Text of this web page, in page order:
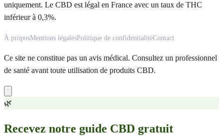
uniquement. Le CBD est légal en France avec un taux de THC
inférieur à 0,3%.
À proposMentions légalesPolitique de confidentialitéContact
Ce site ne constitue pas un avis médical. Consultez un professionnel
de santé avant toute utilisation de produits CBD.
🌿
Recevez notre guide CBD gratuit